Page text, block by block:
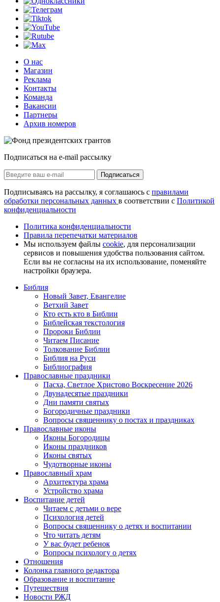
О нас
Магазин
Реклама
Контакты
Команда
Вакансии
Партнеры
Архив номеров
Подписаться на e-mail рассылку
Подписаться
Подписываясь на рассылку, я соглашаюсь с правилами
обработки персональных данных в соответствии с Политикой
конфиденциальности
Политика конфиденциальности
Правила перепечатки материалов
Мы используем файлы cookie, для персонализации
сервисов и повышения удобства пользования сайтом.
Если вы не согласны на их использование, поменяйте
настройки браузера.
Библия
Новый Завет, Евангелие
Ветхий Завет
Кто есть кто в Библии
Библейская текстология
Пророки Библии
Читаем Писание
Толкование Библии
Библия на Руси
Библиография
Православные праздники
Пасха, Светлое Христово Воскресение 2026
Двунадесятые праздники
Дни памяти святых
Богородичные праздники
Вопросы священнику о постах и праздниках
Православные иконы
Иконы Богородицы
Иконы праздников
Иконы святых
Чудотворные иконы
Православный храм
Архитектура храма
Устройство храма
Воспитание детей
Читаем с детьми о вере
Психология детей
Вопросы священнику о детях и воспитании
Что читать детям
У вас будет ребенок
Вопросы психологу о детях
Отношения
Колонка главного редактора
Образование и воспитание
Путешествия
Новости РЖД